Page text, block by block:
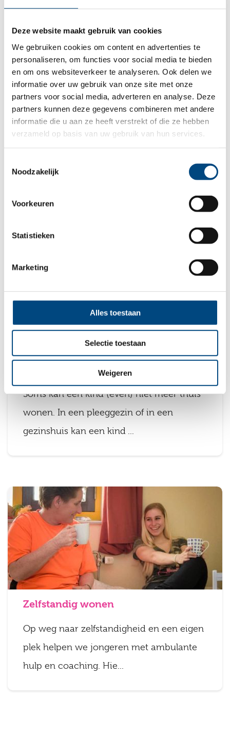
Deze website maakt gebruik van cookies
We gebruiken cookies om content en advertenties te
personaliseren, om functies voor social media te bieden
en om ons websiteverkeer te analyseren. Ook delen we
informatie over uw gebruik van onze site met onze
partners voor social media, adverteren en analyse. Deze
partners kunnen deze gegevens combineren met andere
informatie die u aan ze heeft verstrekt of die ze hebben
verzameld op basis van uw gebruik van hun services.
Noodzakelijk
Voorkeuren
Statistieken
Marketing
Alles toestaan
Selectie toestaan
Weigeren
jongere is wel eens ...
(Speciaal) onderwijs en zorg
Pleegzorg en gezinshuis
Soms kan een kind (even) niet meer thuis
wonen. In een pleeggezin of in een
gezinshuis kan een kind ...
Zelfstandig wonen
Op weg naar zelfstandigheid en een eigen
plek helpen we jongeren met ambulante
hulp en coaching. Hie...